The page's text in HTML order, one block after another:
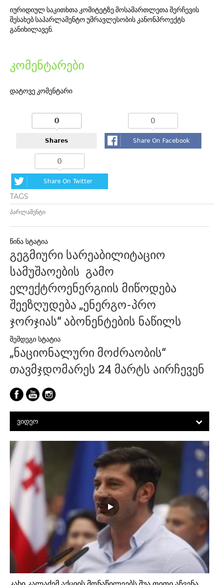
იურიდიულ საკითხთა კომიტეტზე მოსამართლეთა შერჩევის
შესახებ საპარლამენტო უმრავლესობის კანონპროექტს
განიხილავენ.
კომენტარები
დატოვე კომენტარი
0
Shares
0
Share On Facebook
0
Share On Twitter
TAGS
პარლამენტი
პოსტის
ნავიგაცია
გეგმიური სარეაბილიტაციო
სამუშაოების გამო
ელექტროენერგიის მიწოდება
შეეზღუდება „ენერგო-პრო
ჯორჯიას“ აბონენტების ნაწილს
„ნაციონალური მოძრაობის“
თავმჯდომარეს 24 მარტს აირჩევენ
ᲕᲘᲓᲔᲝ